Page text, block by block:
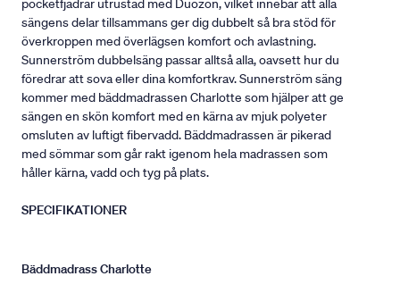
pocketfjädrar utrustad med Duozon, vilket innebär att alla
sängens delar tillsammans ger dig dubbelt så bra stöd för
överkroppen med överlägsen komfort och avlastning.
Sunnerström dubbelsäng passar alltså alla, oavsett hur du
föredrar att sova eller dina komfortkrav. Sunnerström säng
kommer med bäddmadrassen Charlotte som hjälper att ge
sängen en skön komfort med en kärna av mjuk polyeter
omsluten av luftigt fibervadd. Bäddmadrassen är pikerad
med sömmar som går rakt igenom hela madrassen som
håller kärna, vadd och tyg på plats.
SPECIFIKATIONER
Bäddmadrass Charlotte